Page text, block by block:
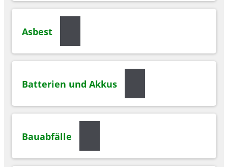
Asbest
Batterien und Akkus
Bauabfälle